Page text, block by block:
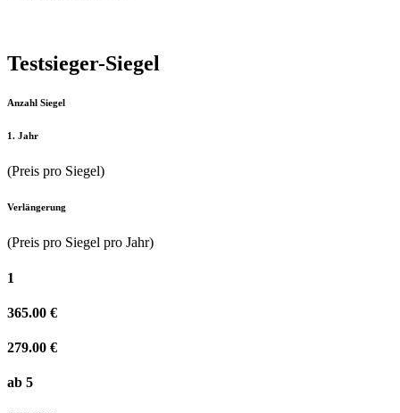
Testsieger-Siegel
Anzahl Siegel
1. Jahr
(Preis pro Siegel)
Verlängerung
(Preis pro Siegel pro Jahr)
1
365.00 €
279.00 €
ab 5